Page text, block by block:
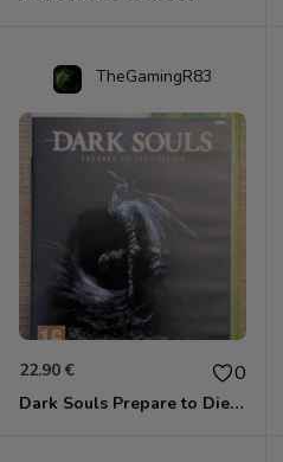
TheGamingR83
22.90 € 0
Dark Souls Prepare to Die Edition XBOX 360